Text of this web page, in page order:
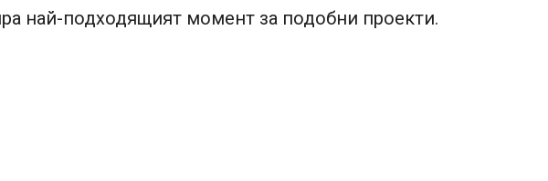
най-подходящият момент за подобни проекти.